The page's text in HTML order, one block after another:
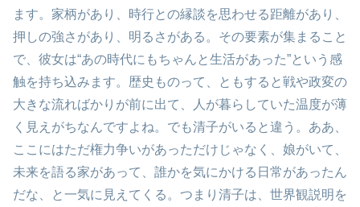
ます。家柄があり、時行との縁談を思わせる距離があり、
押しの強さがあり、明るさがある。その要素が集まること
で、彼女は“あの時代にもちゃんと生活があった”という感
触を持ち込みます。歴史ものって、ともすると戦や政変の
大きな流ればかりが前に出て、人が暮らしていた温度が薄
く見えがちなんですよね。でも清子がいると違う。ああ、
ここにはただ権力争いがあっただけじゃなく、娘がいて、
未来を語る家があって、誰かを気にかける日常があったん
だな、と一気に見えてくる。つまり清子は、世界観説明を